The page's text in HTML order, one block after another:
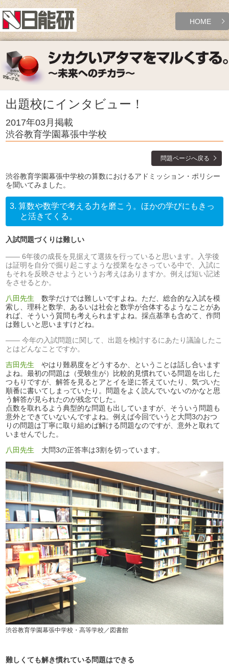
HOME
出題校にインタビュー！
2017年03月掲載
渋谷教育学園幕張中学校
問題ページへ戻る
渋谷教育学園幕張中学校の算数におけるアドミッション・ポリシー
を聞いてみました。
3. 算数や数学で考える力を磨こう。ほかの学びにもきっ
と活きてくる。
入試問題づくりは難しい
6年後の成長を見据えて選抜を行っていると思います。入学後
は証明を自分で掘り起こすような授業をなさっている中で、入試に
もそれを反映させようというお考えはありますか。例えば短い記述
をさせるとか。
八田先生 数学だけでは難しいですよね。ただ、総合的な入試を模
索し、理科と数学、あるいは社会と数学が合体するようなことがあ
れば、そういう質問も考えられますよね。採点基準も含めて、作問
は難しいと思いますけどね。
今年の入試問題に関して、出題を検討するにあたり議論したこ
とはどんなことですか。
吉田先生 やはり難易度をどうするか、ということは話し合います
よね。最初の問題は（受験生が）比較的見慣れている問題を出した
つもりですが、解答を見るとアとイを逆に答えていたり、気づいた
順番に書いてしまっていたり。問題をよく読んでいないのかなと思
う解答が見られたのが残念でした。
点数を取れるよう典型的な問題も出していますが、そういう問題も
意外とできていないんですよね。例えば今回でいうと大問3のおつ
りの問題は丁寧に取り組めば解ける問題なのですが、意外と取れて
いませんでした。
八田先生 大問3の正答率は3割を切っています。
渋谷教育学園幕張中学校・高等学校／図書館
難しくても解き慣れている問題はできる